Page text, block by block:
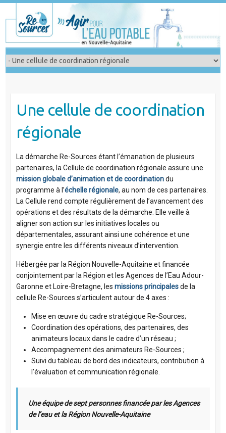
to
content
Une cellule de coordination
régionale
La démarche Re-Sources étant l’émanation de plusieurs
partenaires, la Cellule de coordination régionale assure une
mission globale d’animation et de coordinationdu
programme à l’échelle régionale, au nom de ces partenaires.
La Cellule rend compte régulièrement de l’avancement des
opérations et des résultats de la démarche. Elle veille à
aligner son action sur les initiatives locales ou
départementales, assurant ainsi une cohérence et une
synergie entre les différents niveaux d’intervention.
Hébergée par la Région Nouvelle-Aquitaine et financée
conjointement par la Région et les Agences de l’Eau Adour-
Garonne et Loire-Bretagne, les missions principalesde la
cellule Re-Sources s’articulent autour de 4 axes :
Mise en œuvre du cadre stratégique Re-Sources;
Coordination des opérations, des partenaires, des
animateurs locaux dans le cadre d’un réseau ;
Accompagnement des animateurs Re-Sources ;
Suivi du tableau de bord des indicateurs, contribution à
l’évaluation et communication régionale.
Une équipe de sept personnes financée par les Agences
de l’eau et la Région Nouvelle-Aquitaine